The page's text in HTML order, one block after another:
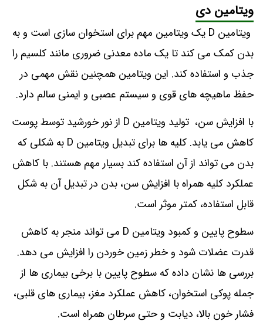
ویتامین دی
ویتامین D یک ویتامین مهم برای استخوان سازی است و به
بدن کمک می کند تا یک ماده معدنی ضروری مانند کلسیم را
جذب و استفاده کند. این ویتامین همچنین نقش مهمی در
حفظ ماهیچه های قوی و سیستم عصبی و ایمنی سالم دارد.
با افزایش سن، تولید ویتامین D از نور خورشید توسط پوست
کاهش می یابد. کلیه ها برای تبدیل ویتامین D به شکلی که
بدن می تواند از آن استفاده کند بسیار مهم هستند. با کاهش
عملکرد کلیه همراه با افزایش سن، بدن در تبدیل آن به شکل
قابل استفاده، کمتر موثر است.
سطوح پایین و کمبود ویتامین D می تواند منجر به کاهش
قدرت عضلات شود و خطر زمین خوردن را افزایش می دهد.
بررسی ها نشان داده که سطوح پایین با برخی بیماری ها از
جمله پوکی استخوان، کاهش عملکرد مغز، بیماری های قلبی،
فشار خون بالا، دیابت و حتی سرطان همراه است.